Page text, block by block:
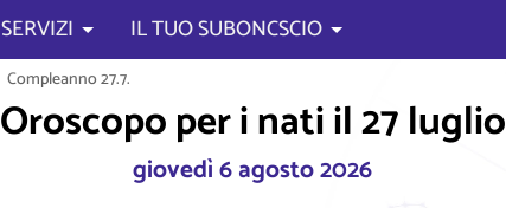
SERVIZI IL TUO SUBONCSCIO
Compleanno 27.7.
Oroscopo per i nati il 27 luglio
giovedì 6 agosto 2026